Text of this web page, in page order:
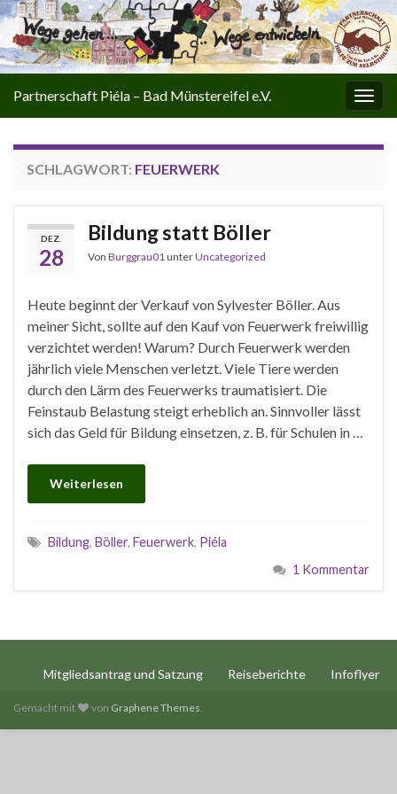
Partnerschaft Piéla – Bad Münstereifel e.V.
SCHLAGWORT: FEUERWERK
DEZ.
28
Bildung statt Böller
Von Burggrau01unterUncategorized
Heute beginnt der Verkauf von Sylvester Böller. Aus
meiner Sicht, sollte auf den Kauf von Feuerwerk freiwillig
verzichtet werden! Warum? Durch Feuerwerk werden
jährlich viele Menschen verletzt. Viele Tiere werden
durch den Lärm des Feuerwerks traumatisiert. Die
Feinstaub Belastung steigt erheblich an. Sinnvoller lässt
sich das Geld für Bildung einsetzen, z. B. für Schulen in …
Weiterlesen
Bildung, Böller, Feuerwerk, Piéla
1 Kommentar
Mitgliedsantrag und Satzung Reiseberichte Infoflyer
Gemacht mit von Graphene Themes.